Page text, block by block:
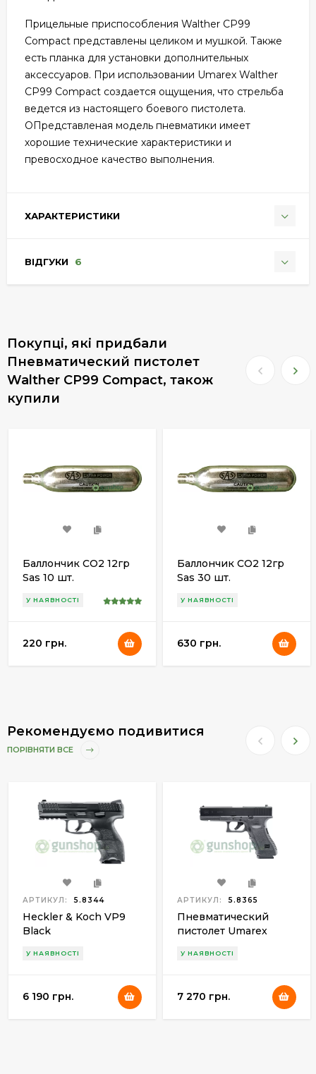
Прицельные приспособления Walther CP99
Compact представлены целиком и мушкой. Также
есть планка для установки дополнительных
аксессуаров. При использовании Umarex Walther
CP99 Compact создается ощущения, что стрельба
ведется из настоящего боевого пистолета.
ОПредставленая модель пневматики имеет
хорошие технические характеристики и
превосходное качество выполнения.
ХАРАКТЕРИСТИКИ
ВІДГУКИ 6
Покупці, які придбали
Пневматический пистолет
Walther CP99 Compact, також
купили
Баллончик СО2 12гр
Sas 10 шт.
У НАЯВНОСТІ
220 грн.
Баллончик СО2 12гр
Sas 30 шт.
У НАЯВНОСТІ
630 грн.
Рекомендуємо подивитися
ПОРІВНЯТИ ВСЕ
АРТИКУЛ: 5.8344
Heckler & Koch VP9
Black
У НАЯВНОСТІ
6 190 грн.
АРТИКУЛ: 5.8365
Пневматический
пистолет Umarex
У НАЯВНОСТІ
7 270 грн.